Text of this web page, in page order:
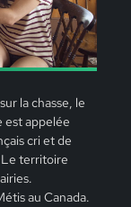
la chasse, le
est appelée
cri et de
territoire
au Canada.